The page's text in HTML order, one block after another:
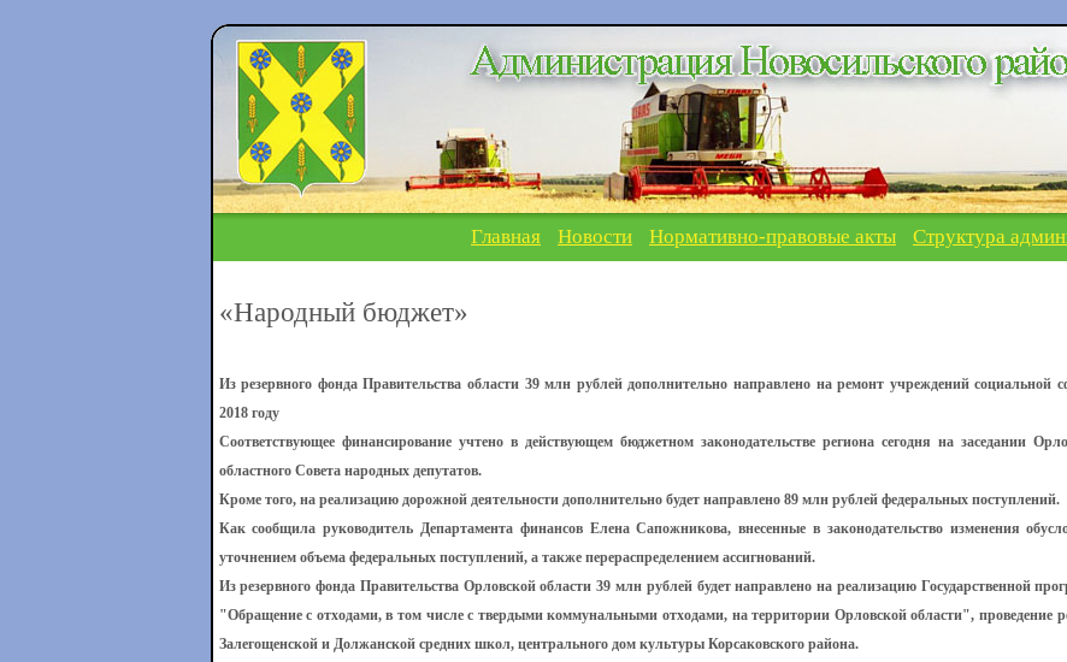
Главная Новости Нормативно-правовые акты Структура
«Народный бюджет»
Из резервного фонда Правительства области 39 млн рублей дополнительно направлено на ремонт учреждений социальной
2018 году
Соответствующее финансирование учтено в действующем бюджетном законодательстве региона сегодня на заседании
областного Совета народных депутатов.
Кроме того, на реализацию дорожной деятельности дополнительно будет направлено 89 млн рублей федеральных поступлений.
Как сообщила руководитель Департамента финансов Елена Сапожникова, внесенные в законодательство изменения
уточнением объема федеральных поступлений, а также перераспределением ассигнований.
Из резервного фонда Правительства Орловской области 39 млн рублей будет направлено на реализацию Государственной
"Обращение с отходами, в том числе с твердыми коммунальными отходами, на территории Орловской области", проведение
Залегощенской и Должанской средних школ, центрального дом культуры Корсаковского района.